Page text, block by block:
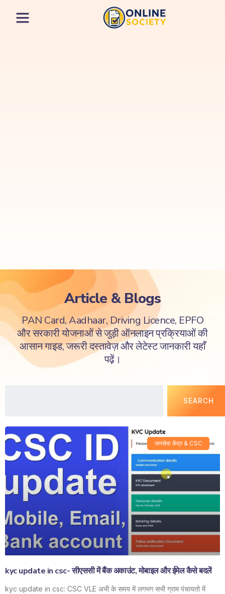
Article & Blogs
PAN Card, Aadhaar, Driving Licence, EPFO
और सरकारी योजनाओं से जुड़ी ऑनलाइन प्रक्रियाओं की
आसान गाइड, जरूरी दस्तावेज़ और लेटेस्ट जानकारी यहाँ
पढ़ें।
SEARCH
जनसेवा केंद्र & CSC
kyc update in csc- सीएससी में बैंक अकाउंट, मोबाइल और ईमेल कैसे बदलें
kyc update in csc: CSC VLE अभी के समय में लगभग सभी ग्राम पंचायतो में